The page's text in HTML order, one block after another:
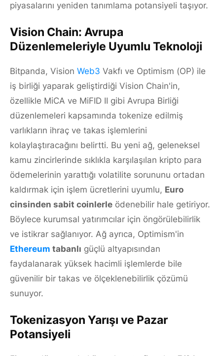
piyasalarını yeniden tanımlama potansiyeli taşıyor.
Vision Chain: Avrupa
Düzenlemeleriyle Uyumlu Teknoloji
Bitpanda, Vision Web3 Vakfı ve Optimism (OP) ile
iş birliği yaparak geliştirdiği Vision Chain'in,
özellikle MiCA ve MiFID II gibi Avrupa Birliği
düzenlemeleri kapsamında tokenize edilmiş
varlıkların ihraç ve takas işlemlerini
kolaylaştıracağını belirtti. Bu yeni ağ, geleneksel
kamu zincirlerinde sıklıkla karşılaşılan kripto para
ödemelerinin yarattığı volatilite sorununu ortadan
kaldırmak için işlem ücretlerini uyumlu, Euro
cinsinden sabit coinlerle ödenebilir hale getiriyor.
Böylece kurumsal yatırımcılar için öngörülebilirlik
ve istikrar sağlanıyor. Ağ ayrıca, Optimism'in
Ethereum tabanlı güçlü altyapısından
faydalanarak yüksek hacimli işlemlerde bile
güvenilir bir takas ve ölçeklenebilirlik çözümü
sunuyor.
Tokenizasyon Yarışı ve Pazar
Potansiyeli